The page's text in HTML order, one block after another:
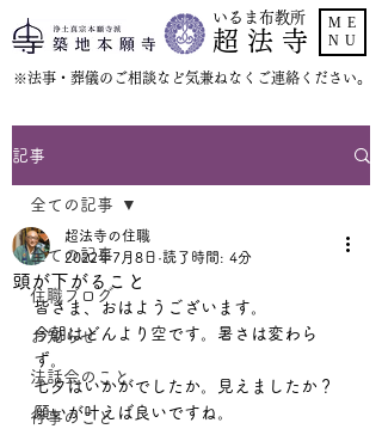
いるま布教所
超 法 寺
​※法事・葬儀のご相談など気兼ねなくご連絡ください。
ME
NU
記事
全ての記事
住職ブログ
お知らせ
法話会のこと
行事のこと
全ての記事
頭が下がること
超法寺の住職
2022年7月8日 読了時間: 4分
皆さま、おはようございます。
今朝はどんより空です。暑さは変わら
ず。
七夕はいかがでしたか。見えましたか？
願いが叶えば良いですね。